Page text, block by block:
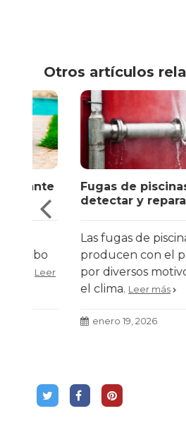
Otros artículos
Fugas de piscinas:
detectar y reparar
Las fugas de piscinas se
producen con el paso
por diversos motivos
el clima. Leer más
enero 19, 2026